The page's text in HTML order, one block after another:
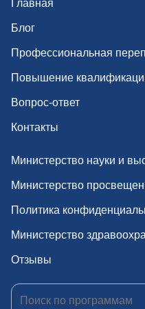
з
а
и
с
м
Главная
Блог
Профессиональная
Повышение
Вопрос-ответ
Контакты
Министерство науки и
Министерство
Политика
Министерство
Отзывы